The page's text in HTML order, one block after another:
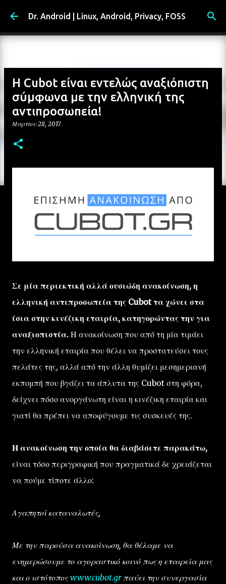
Μετάβαση στο κύριο περιεχόμενο
Dr. Android | Linux, Android, Privacy, FOSS
Η Cubot είναι εντελώς αναξιόπιστη
σύμφωνα με την ελληνική της
αντιπροσωπεία!
Μαρτίου 28, 2017
Σε μία περιεκτική αλλά ουσιώδη ανακοίνωση, η
ελληνική αντιπροσωπεία της Cubot τα χώνει στα
ίσια στην κινέζικη εταιρία, κατηγορώντας την για
αναξιοπιστία. Η ανακοίνωση που από τη μία τιμάει
την ελληνική εταιρία που θέλει να προστατεύσει τους
πελάτες της, αλλά από την άλλη θυμίζει μεσημεριανή
εκπομπή που βγάζει τα άπλυτα της Cubot στη φόρα,
δείχνει πόσο ανοργάνωτη είναι η κινέζικη εταιρία και
γιατί θα πρέπει να αποφύγουμε τις συσκευές της.
Η ανακοίνωση την οποία θα διαβάσετε παρακάτω,
είναι τόσο περιγραφική που πραγματικά δε χρειάζεται
να πούμε τίποτε άλλο:
Αγαπητοί καταναλωτές,
Με την παρούσα ανακοίνωση, θα θέλαμε να
ενημερώσουμε το αγοραστικό κοινό πως η εταιρεία μας
και ο ιστότοποςwww.cubot.grπαύει την συνεργασία